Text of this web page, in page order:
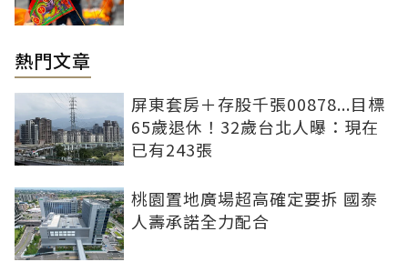
熱門文章
屏東套房＋存股千張00878...目標
65歲退休！32歲台北人曝：現在
已有243張
桃園置地廣場超高確定要拆 國泰
人壽承諾全力配合